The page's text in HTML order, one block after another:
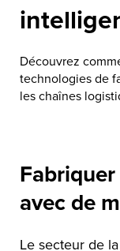
Découvrez
technologies de
les chaînes
avec de
Le secteur de